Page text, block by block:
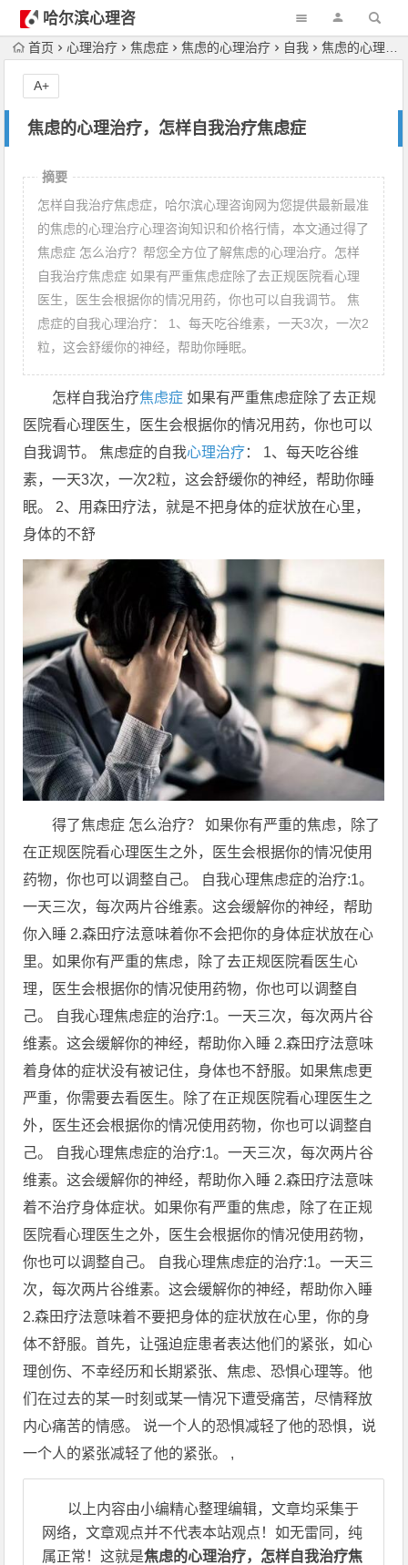
哈尔滨心理咨
询首页 心理治疗 焦虑症 焦虑的心理治疗 自我 焦虑的心理治疗，怎样自我治疗焦虑症
焦虑的心理治疗，怎样自我治疗焦虑症
A+
摘要
怎样自我治疗焦虑症，哈尔滨心理咨询网为您提供最新最准
的焦虑的心理治疗心理咨询知识和价格行情，本文通过得了
焦虑症 怎么治疗？帮您全方位了解焦虑的心理治疗。怎样
自我治疗焦虑症 如果有严重焦虑症除了去正规医院看心理
医生，医生会根据你的情况用药，你也可以自我调节。 焦
虑症的自我心理治疗： 1、每天吃谷维素，一天3次，一次2
粒，这会舒缓你的神经，帮助你睡眠。
怎样自我治疗焦虑症 如果有严重焦虑症除了去正规
医院看心理医生，医生会根据你的情况用药，你也可以
自我调节。 焦虑症的自我心理治疗： 1、每天吃谷维
素，一天3次，一次2粒，这会舒缓你的神经，帮助你睡
眠。 2、用森田疗法，就是不把身体的症状放在心里，
身体的不舒
得了焦虑症 怎么治疗？ 如果你有严重的焦虑，除了
在正规医院看心理医生之外，医生会根据你的情况使用
药物，你也可以调整自己。 自我心理焦虑症的治疗:1。
一天三次，每次两片谷维素。这会缓解你的神经，帮助
你入睡 2.森田疗法意味着你不会把你的身体症状放在心
里。如果你有严重的焦虑，除了去正规医院看医生心
理，医生会根据你的情况使用药物，你也可以调整自
己。 自我心理焦虑症的治疗:1。一天三次，每次两片谷
维素。这会缓解你的神经，帮助你入睡 2.森田疗法意味
着身体的症状没有被记住，身体也不舒服。如果焦虑更
严重，你需要去看医生。除了在正规医院看心理医生之
外，医生还会根据你的情况使用药物，你也可以调整自
己。 自我心理焦虑症的治疗:1。一天三次，每次两片谷
维素。这会缓解你的神经，帮助你入睡 2.森田疗法意味
着不治疗身体症状。如果你有严重的焦虑，除了在正规
医院看心理医生之外，医生会根据你的情况使用药物，
你也可以调整自己。 自我心理焦虑症的治疗:1。一天三
次，每次两片谷维素。这会缓解你的神经，帮助你入睡
2.森田疗法意味着不要把身体的症状放在心里，你的身
体不舒服。首先，让强迫症患者表达他们的紧张，如心
理创伤、不幸经历和长期紧张、焦虑、恐惧心理等。他
们在过去的某一时刻或某一情况下遭受痛苦，尽情释放
内心痛苦的情感。 说一个人的恐惧减轻了他的恐惧，说
一个人的紧张减轻了他的紧张。 ,
以上内容由小编精心整理编辑，文章均采集于
网络，文章观点并不代表本站观点！如无雷同，纯
属正常！这就是焦虑的心理治疗，怎样自我治疗焦